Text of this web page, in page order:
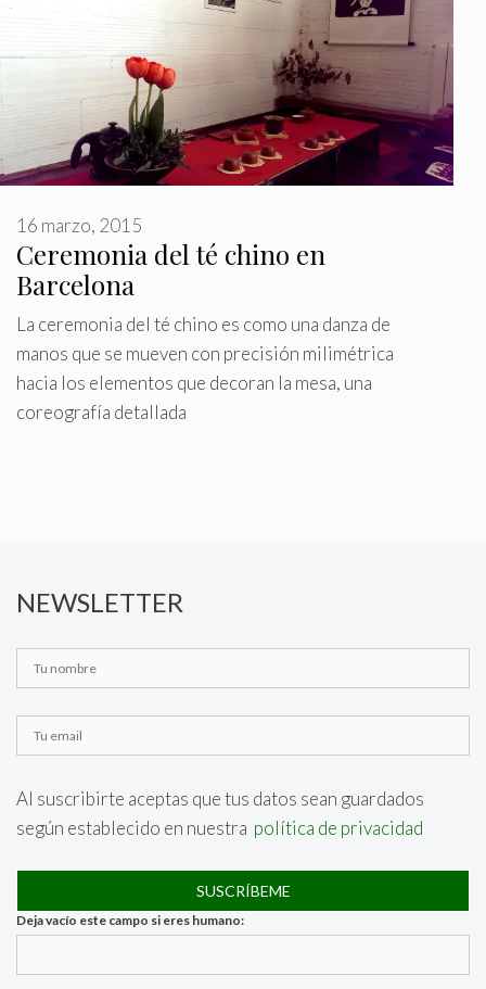
Ceremonia del té chino en
Barcelona
16 marzo, 2015
La ceremonia del té chino es como una danza de
manos que se mueven con precisión milimétrica
hacia los elementos que decoran la mesa, una
coreografía detallada
NEWSLETTER
Al suscribirte aceptas que tus datos sean guardados
según establecido en nuestra política de privacidad
Deja vacío este campo si eres humano: